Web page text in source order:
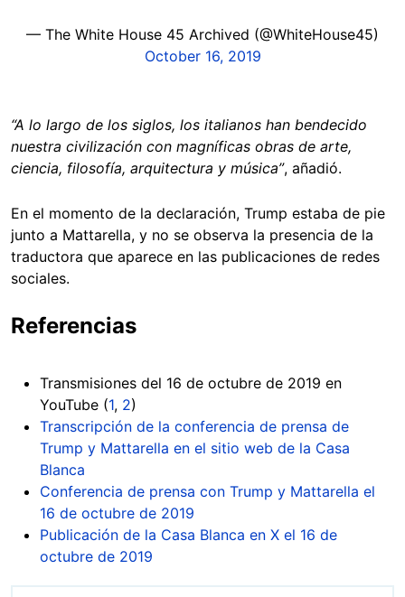
— The White House 45 Archived (@WhiteHouse45)
October 16, 2019
“A lo largo de los siglos, los italianos han bendecido
nuestra civilización con magníficas obras de arte,
ciencia, filosofía, arquitectura y música”, añadió.
En el momento de la declaración, Trump estaba de pie
junto a Mattarella, y no se observa la presencia de la
traductora que aparece en las publicaciones de redes
sociales.
Referencias
Transmisiones del 16 de octubre de 2019 en
YouTube (1, 2)
Transcripción de la conferencia de prensa de
Trump y Mattarella en el sitio web de la Casa
Blanca
Conferencia de prensa con Trump y Mattarella el
16 de octubre de 2019
Publicación de la Casa Blanca en X el 16 de
octubre de 2019